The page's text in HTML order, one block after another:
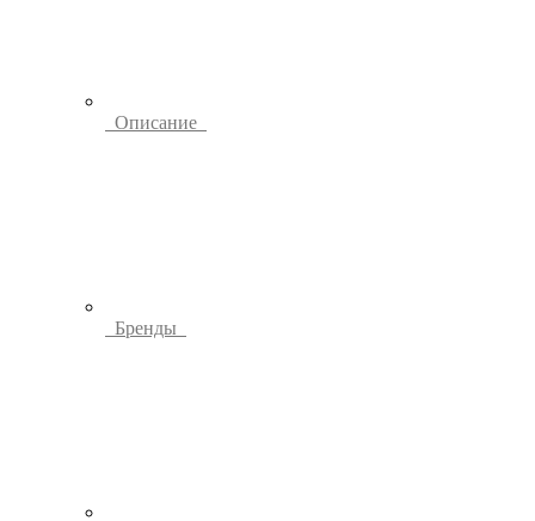
Описание
Бренды